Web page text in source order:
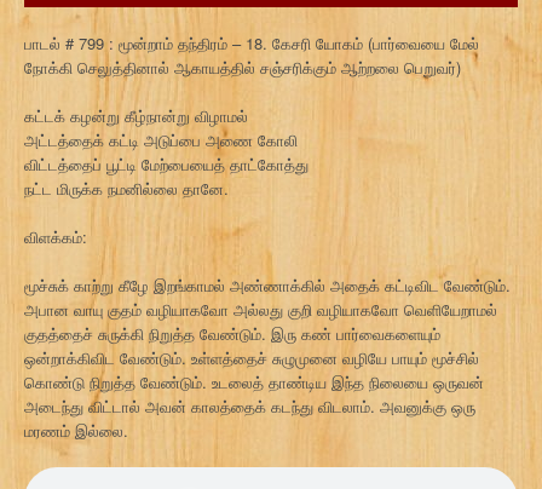
பாடல் # 799 : மூன்றாம் தந்திரம் – 18. கேசரி யோகம் (பார்வையை மேல்
நோக்கி செலுத்தினால் ஆகாயத்தில் சஞ்சரிக்கும் ஆற்றலை பெறுவர்)
கட்டக் கழன்று கீழ்நான்று விழாமல்
அட்டத்தைக் கட்டி அடுப்பை அணை கோலி
விட்டத்தைப் பூட்டி மேற்பையைத் தாட்கோத்து
நட்ட மிருக்க நமனில்லை தானே.
விளக்கம்:
மூச்சுக் காற்று கீழே இறங்காமல் அண்ணாக்கில் அதைக் கட்டிவிட வேண்டும்.
அபான வாயு குதம் வழியாகவோ அல்லது குறி வழியாகவோ வெளியேறாமல்
குதத்தைச் சுருக்கி நிறுத்த வேண்டும். இரு கண் பார்வைகளையும்
ஒன்றாக்கிவிட வேண்டும். உள்ளத்தைச் சுழுமுனை வழியே பாயும் மூச்சில்
கொண்டு நிறுத்த வேண்டும். உடலைத் தாண்டிய இந்த நிலையை ஒருவன்
அடைந்து விட்டால் அவன் காலத்தைக் கடந்து விடலாம். அவனுக்கு ஒரு
மரணம் இல்லை.